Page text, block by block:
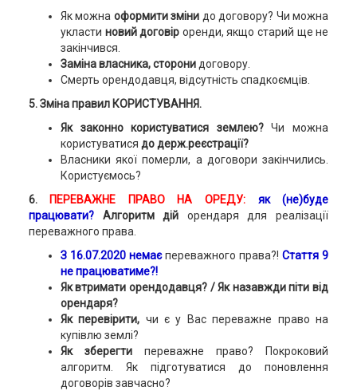
Як можна оформити зміни до договору? Чи можна
укласти новий договір оренди, якщо старий ще не
закінчився.
Заміна власника, сторонидоговору.
Смерть орендодавця, відсутність спадкоємців.
5. Зміна правил КОРИСТУВАННЯ.
Як законно користуватися землею?Чи можна
користуватися до держ.реєстрації?
Власники якої померли, а договори закінчились.
Користуємось?
6. ПЕРЕВАЖНЕ ПРАВОНА ОРЕДУ:
як (не)буде
працювати?Алгоритм дій орендаря для реалізації
переважного права.
З 16.07.2020 немає переважного права?!Стаття 9
не працюватиме?!
Як втримати орендодавця? /Як назавжди піти від
орендаря?
Як перевірити, чи є у Вас переважне право на
купівлю землі?
Як зберегтипереважне право?
Покроковий
алгоритм. Як підготуватися до поновлення
договорів завчасно?